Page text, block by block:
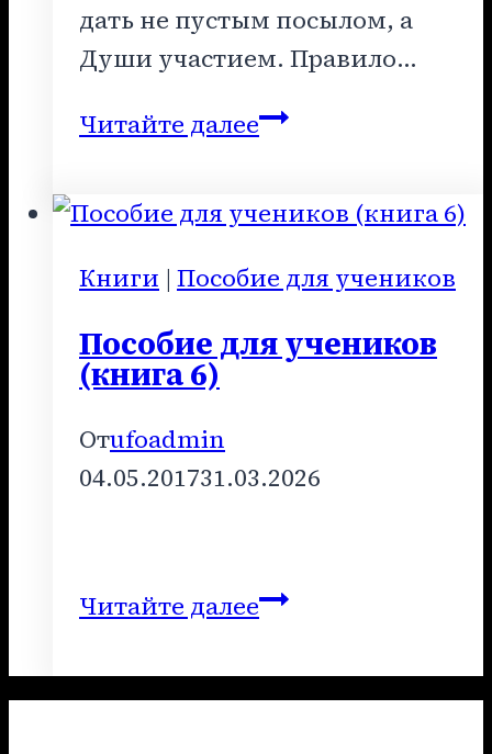
дать не пустым посылом, а
Души участием. Правило…
Читайте далееКодекс
Книги | Пособие для учеников
Пособие для учеников
(книга 6)
Отufoadmin
04.05.201731.03.2026
Читайте далееПособие
учеников